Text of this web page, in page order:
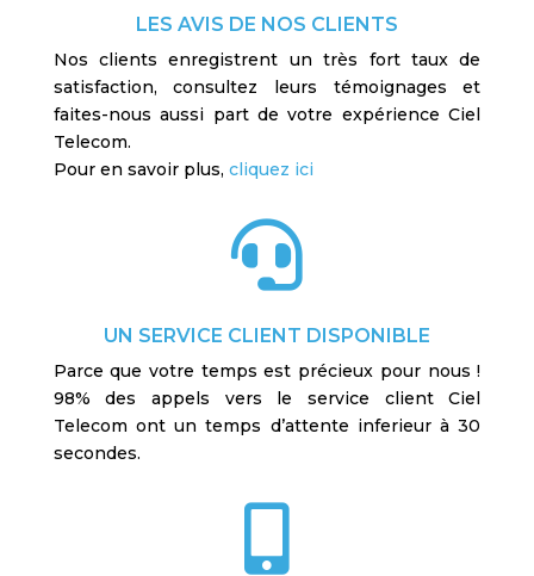
LES AVIS DE NOS CLIENTS
Nos clients enregistrent un très fort taux de
satisfaction, consultez leurs témoignages et
faites-nous aussi part de votre expérience Ciel
Telecom.
Pour en savoir plus, cliquez ici

UN SERVICE CLIENT DISPONIBLE
Parce que votre temps est précieux pour nous !
98% des appels vers le service client Ciel
Telecom ont un temps d’attente inferieur à 30
secondes.
